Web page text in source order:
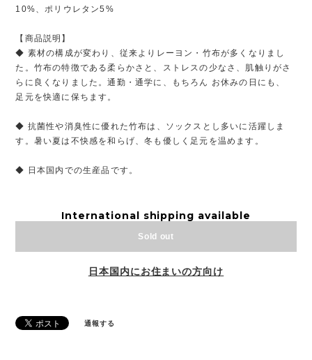
10%、ポリウレタン5%
【商品説明】
◆ 素材の構成が変わり、従来よりレーヨン・竹布が多くなりまし
た。竹布の特徴である柔らかさと、ストレスの少なさ、肌触りがさ
らに良くなりました。通勤・通学に、もちろん お休みの日にも、
足元を快適に保ちます。
◆ 抗菌性や消臭性に優れた竹布は、ソックスとし多いに活躍しま
す。暑い夏は不快感を和らげ、冬も優しく足元を温めます。
◆ 日本国内での生産品です。
International shipping available
Sold out
日本国内にお住まいの方向け
通報する